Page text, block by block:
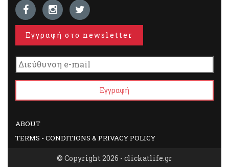
Εγγραφή στο newsletter
ABOUT
TERMS - CONDITIONS & PRIVACY POLICY
© Copyright 2026 - clickatlife.gr